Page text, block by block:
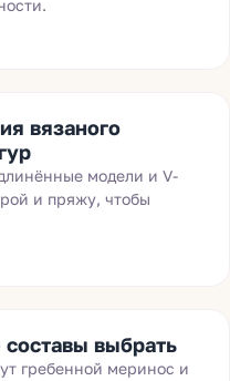
вязаного
модели и V-
и пряжу, чтобы
выбрать
гребенной меринос и